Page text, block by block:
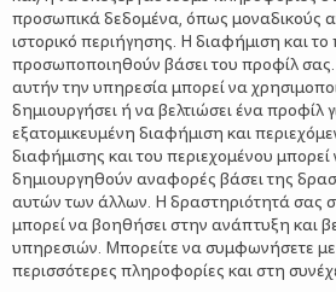
προσωπικά δεδομένα, όπως μοναδικούς
ιστορικό περιήγησης. Η διαφήμιση και
προσωποποιηθούν βάσει του προφίλ
αυτήν την υπηρεσία μπορεί να
δημιουργήσει ή να βελτιώσει ένα προφίλ
εξατομικευμένη διαφήμιση και
διαφήμισης και του περιεχομένου
δημιουργηθούν αναφορές βάσει της
αυτών των άλλων. Η δραστηριότητά σας
μπορεί να βοηθήσει στην ανάπτυξη και
υπηρεσιών. Μπορείτε να συμφωνήσετε
περισσότερες πληροφορίες και στη